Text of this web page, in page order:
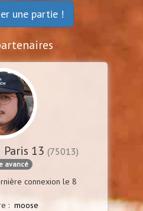
une partie !
13 (75013)
avancé
connexion le 8
: moose